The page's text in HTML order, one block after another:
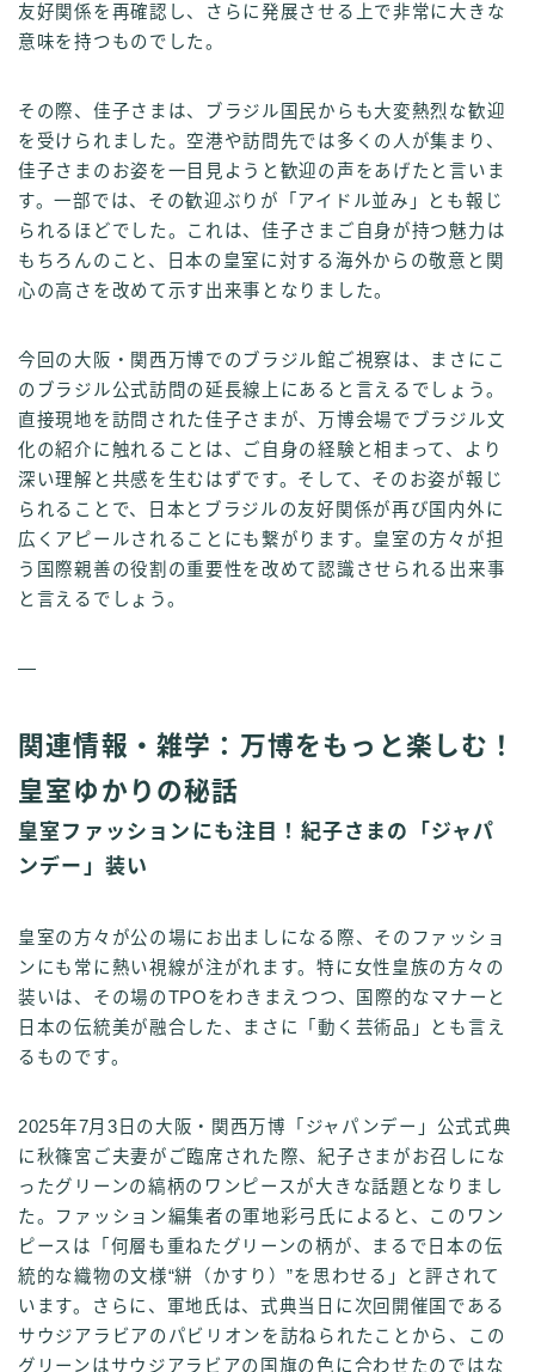
友好関係を再確認し、さらに発展させる上で非常に大きな
意味を持つものでした。
その際、佳子さまは、ブラジル国民からも大変熱烈な歓迎
を受けられました。空港や訪問先では多くの人が集まり、
佳子さまのお姿を一目見ようと歓迎の声をあげたと言いま
す。一部では、その歓迎ぶりが「アイドル並み」とも報じ
られるほどでした。これは、佳子さまご自身が持つ魅力は
もちろんのこと、日本の皇室に対する海外からの敬意と関
心の高さを改めて示す出来事となりました。
今回の大阪・関西万博でのブラジル館ご視察は、まさにこ
のブラジル公式訪問の延長線上にあると言えるでしょう。
直接現地を訪問された佳子さまが、万博会場でブラジル文
化の紹介に触れることは、ご自身の経験と相まって、より
深い理解と共感を生むはずです。そして、そのお姿が報じ
られることで、日本とブラジルの友好関係が再び国内外に
広くアピールされることにも繋がります。皇室の方々が担
う国際親善の役割の重要性を改めて認識させられる出来事
と言えるでしょう。
—
関連情報・雑学：万博をもっと楽しむ！
皇室ゆかりの秘話
皇室ファッションにも注目！紀子さまの「ジャパ
ンデー」装い
皇室の方々が公の場にお出ましになる際、そのファッショ
ンにも常に熱い視線が注がれます。特に女性皇族の方々の
装いは、その場のTPOをわきまえつつ、国際的なマナーと
日本の伝統美が融合した、まさに「動く芸術品」とも言え
るものです。
2025年7月3日の大阪・関西万博「ジャパンデー」公式式典
に秋篠宮ご夫妻がご臨席された際、紀子さまがお召しにな
ったグリーンの縞柄のワンピースが大きな話題となりまし
た。ファッション編集者の軍地彩弓氏によると、このワン
ピースは「何層も重ねたグリーンの柄が、まるで日本の伝
統的な織物の文様“絣（かすり）”を思わせる」と評されて
います。さらに、軍地氏は、式典当日に次回開催国である
サウジアラビアのパビリオンを訪ねられたことから、この
グリーンはサウジアラビアの国旗の色に合わせたのではな